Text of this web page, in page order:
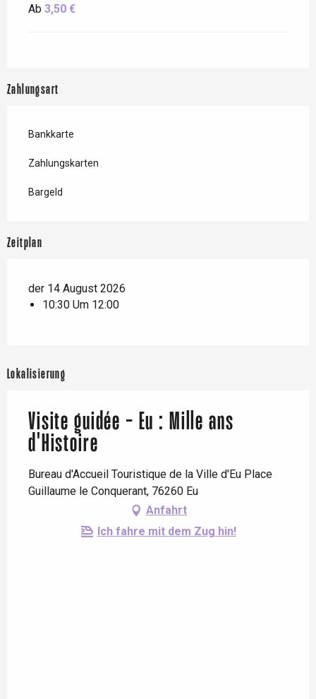
Ab 3,50 €
Zahlungsart
Bankkarte
Zahlungskarten
Bargeld
Zeitplan
der 14 August 2026
10:30 Um 12:00
Lokalisierung
Visite guidée - Eu : Mille ans
d'Histoire
Bureau d'Accueil Touristique de la Ville d'Eu Place
Guillaume le Conquerant, 76260 Eu
Anfahrt
Ich fahre mit dem Zug hin!